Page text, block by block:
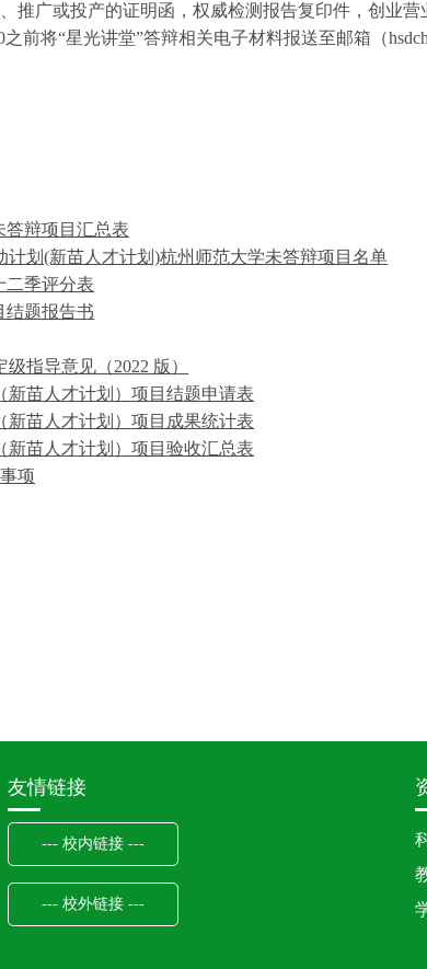
推广或投产的证明函，权威检测报告复印件，创业营
前将“星光讲堂”答辩相关电子材料报送至邮箱（
答辩项目汇总表
计划(新苗人才计划)杭州师范大学未答辩项目名单
二季评分表
结题报告书
指导意见（2022 版）
新苗人才计划）项目结题申请表
新苗人才计划）项目成果统计表
新苗人才计划）项目验收汇总表
项
友情链接
--- 校内链接 ---
--- 校外链接 ---